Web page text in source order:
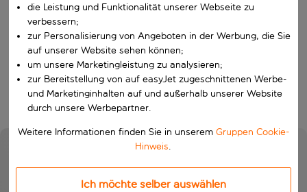
Wähle ein Ab- und Rückflugdatum aus.
Wer
Suchen
die Leistung und Funktionalität unserer Webseite zu
verbessern;
zur Personalisierung von Angeboten in der Werbung, die Sie
auf unserer Website sehen können;
um unsere Marketingleistung zu analysieren;
zur Bereitstellung von auf easyJet zugeschnittenen Werbe-
und Marketinginhalten auf und außerhalb unserer Website
durch unsere Werbepartner.
Weitere Informationen finden Sie in unserem Gruppen Cookie-
Hinweis.
Ich möchte selber auswählen